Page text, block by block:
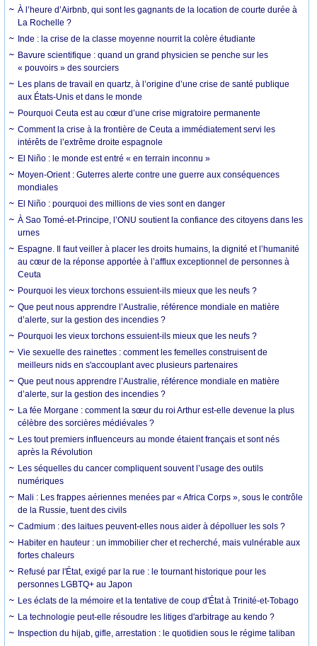
À l’heure d’Airbnb, qui sont les gagnants de la location de courte durée à
La Rochelle ?
Inde : la crise de la classe moyenne nourrit la colère étudiante
Bavure scientifique : quand un grand physicien se penche sur les
« pouvoirs » des sourciers
Les plans de travail en quartz, à l’origine d’une crise de santé publique
aux États-Unis et dans le monde
Pourquoi Ceuta est au cœur d’une crise migratoire permanente
Comment la crise à la frontière de Ceuta a immédiatement servi les
intérêts de l’extrême droite espagnole
El Niño : le monde est entré « en terrain inconnu »
Moyen-Orient : Guterres alerte contre une guerre aux conséquences
mondiales
El Niño : pourquoi des millions de vies sont en danger
À Sao Tomé-et-Principe, l’ONU soutient la confiance des citoyens dans les
urnes
Espagne. Il faut veiller à placer les droits humains, la dignité et l’humanité
au cœur de la réponse apportée à l’afflux exceptionnel de personnes à
Ceuta
Pourquoi les vieux torchons essuient-ils mieux que les neufs ?
Que peut nous apprendre l’Australie, référence mondiale en matière
d’alerte, sur la gestion des incendies ?
Pourquoi les vieux torchons essuient-ils mieux que les neufs ?
Vie sexuelle des rainettes : comment les femelles construisent de
meilleurs nids en s'accouplant avec plusieurs partenaires
Que peut nous apprendre l’Australie, référence mondiale en matière
d’alerte, sur la gestion des incendies ?
La fée Morgane : comment la sœur du roi Arthur est-elle devenue la plus
célèbre des sorcières médiévales ?
Les tout premiers influenceurs au monde étaient français et sont nés
après la Révolution
Les séquelles du cancer compliquent souvent l’usage des outils
numériques
Mali : Les frappes aériennes menées par « Africa Corps », sous le contrôle
de la Russie, tuent des civils
Cadmium : des laitues peuvent-elles nous aider à dépolluer les sols ?
Habiter en hauteur : un immobilier cher et recherché, mais vulnérable aux
fortes chaleurs
Refusé par l'État, exigé par la rue : le tournant historique pour les
personnes LGBTQ+ au Japon
Les éclats de la mémoire et la tentative de coup d'État à Trinité-et-Tobago
La technologie peut-elle résoudre les litiges d'arbitrage au kendo ?
Inspection du hijab, gifle, arrestation : le quotidien sous le régime taliban